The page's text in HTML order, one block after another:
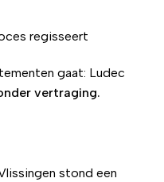
regisseert
gaat: Ludec
vertraging.
stond een